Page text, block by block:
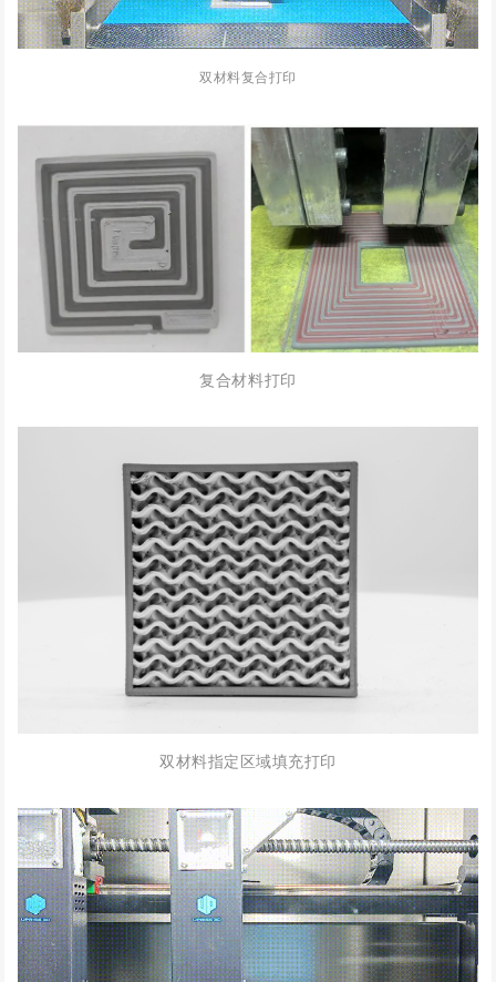
双材料复合打印
复合材料打印
双材料指定区域填充打印